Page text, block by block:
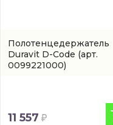
Полотенцедержатель
Duravit D-Code (арт.
0099221000)
11 557